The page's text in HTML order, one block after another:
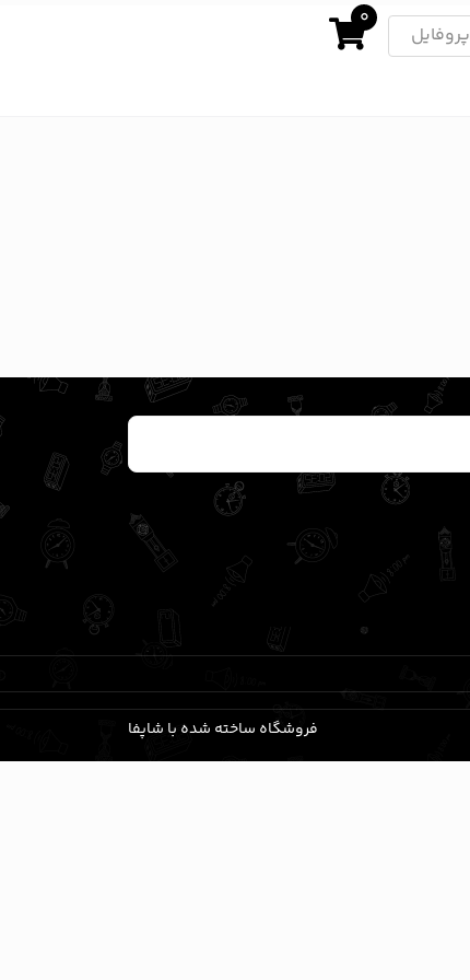
پروفایل
0
فروشگاه ساخته شده با شاپفا